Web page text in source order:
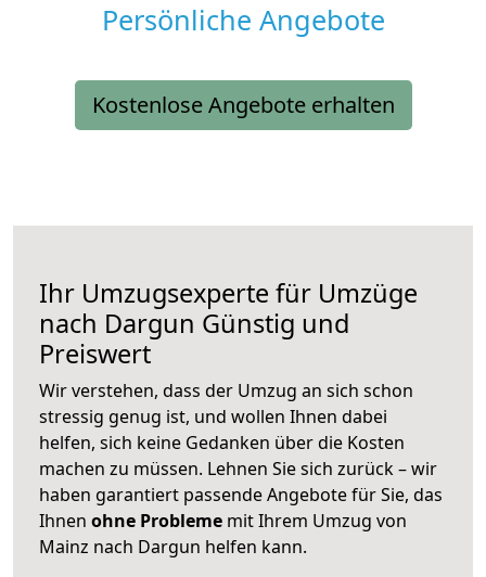
Persönliche Angebote
Kostenlose Angebote erhalten
Ihr Umzugsexperte für Umzüge
nach Dargun Günstig und
Preiswert
Wir verstehen, dass der Umzug an sich schon
stressig genug ist, und wollen Ihnen dabei
helfen, sich keine Gedanken über die Kosten
machen zu müssen. Lehnen Sie sich zurück – wir
haben garantiert passende Angebote für Sie, das
Ihnen ohne Probleme mit Ihrem Umzug von
Mainz nach Dargun helfen kann.